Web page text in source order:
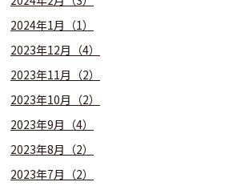
2024年1月（1）
2023年12月（4）
2023年11月（2）
2023年10月（2）
2023年9月（4）
2023年8月（2）
2023年7月（2）